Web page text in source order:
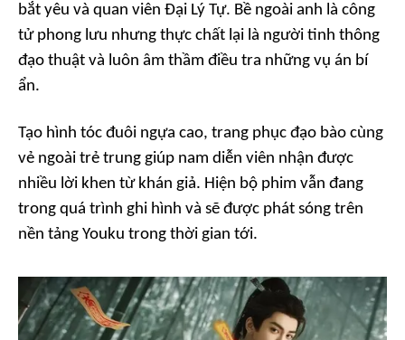
bắt yêu và quan viên Đại Lý Tự. Bề ngoài anh là công
tử phong lưu nhưng thực chất lại là người tinh thông
đạo thuật và luôn âm thầm điều tra những vụ án bí
ẩn.
Tạo hình tóc đuôi ngựa cao, trang phục đạo bào cùng
vẻ ngoài trẻ trung giúp nam diễn viên nhận được
nhiều lời khen từ khán giả. Hiện bộ phim vẫn đang
trong quá trình ghi hình và sẽ được phát sóng trên
nền tảng Youku trong thời gian tới.